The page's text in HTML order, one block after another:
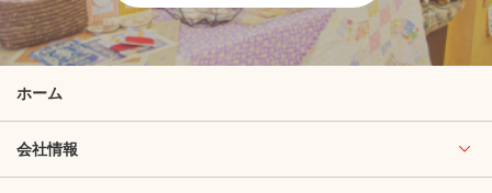
ホーム
会社情報